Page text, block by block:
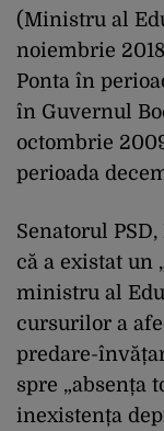
(Ministru al
noiembrie
Ponta în
în Guvernul
octombrie
perioada
Senatorul
că a existat un
ministru al
cursurilor a
predare-
spre „absența
inexistența